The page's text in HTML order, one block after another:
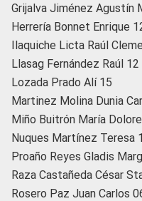
Grijalva Jiménez Agustín
Herrería Bonnet Enrique
Ilaquiche Licta Raúl
Llasag Fernández Raúl 12
Lozada Prado Alí 15
Martinez Molina Dunia
Miño Buitrón María
Nuques Martínez Teresa
Proaño Reyes Gladis
Raza Castañeda César
Rosero Paz Juan Carlos